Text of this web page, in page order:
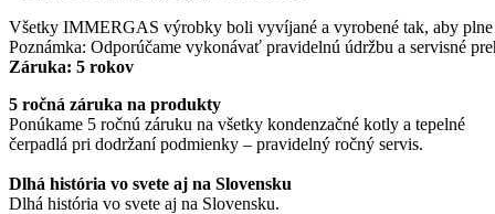
Všetky IMMERGAS výrobky boli vyvíjané a vyrobené tak, aby plne
Poznámka: Odporúčame vykonávať pravidelnú údržbu a servisné
Záruka: 5 rokov
5 ročná záruka na produkty
Ponúkame 5 ročnú záruku na všetky kondenzačné kotly a tepelné
čerpadlá pri dodržaní podmienky – pravidelný ročný servis.
Dlhá história vo svete aj na Slovensku
Dlhá história vo svete aj na Slovensku.